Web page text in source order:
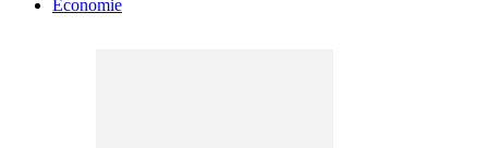
Economie